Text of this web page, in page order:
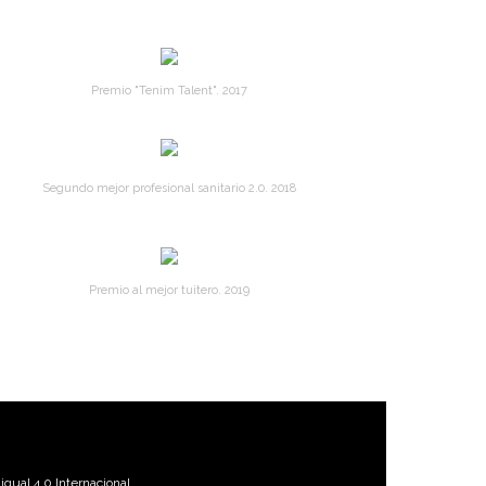
Premio "Tenim Talent". 2017
Segundo mejor profesional sanitario 2.0. 2018
Premio al mejor tuitero. 2019